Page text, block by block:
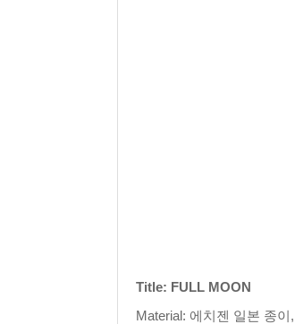
Title: FULL MOON
Material: 에치젠 일본 종